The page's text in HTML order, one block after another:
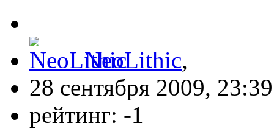
NeoLithic,
28 сентября 2009, 23:39
рейтинг: -1